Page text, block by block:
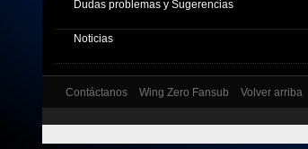
Dudas problemas y Sugerencias
Noticias
Contáctanos Wing Zero Fansub Volver arriba